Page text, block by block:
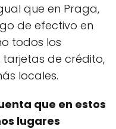
que en Praga,
de efectivo en
todos los
de crédito,
locales.
que en estos
lugares